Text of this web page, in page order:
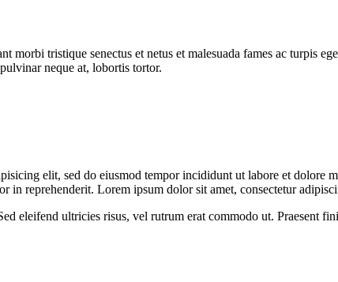
morbi tristique senectus et netus et malesuada fames ac turpis
neque at, lobortis tortor.
elit, sed do eiusmod tempor incididunt ut labore et
in reprehenderit. Lorem ipsum dolor sit amet, consectetur
eleifend ultricies risus, vel rutrum erat commodo ut. Praesent